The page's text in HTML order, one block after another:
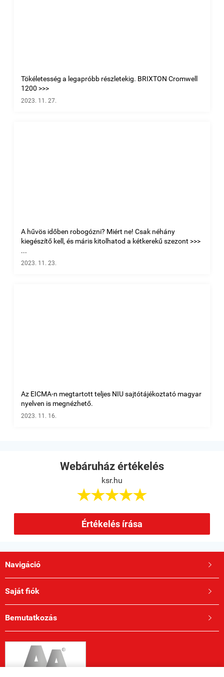
Tökéletesség a legapróbb részletekig. BRIXTON Cromwell
1200 >>>
2023. 11. 27.
A hűvös időben robogózni? Miért ne! Csak néhány
kiegészítő kell, és máris kitolhatod a kétkerekű szezont >>>
...
2023. 11. 23.
Az EICMA-n megtartott teljes NIU sajtótájékoztató magyar
nyelven is megnézhető.
2023. 11. 16.
Webáruház értékelés
ksr.hu

Értékelés írása
Navigáció 
Saját fiók 
Bemutatkozás 